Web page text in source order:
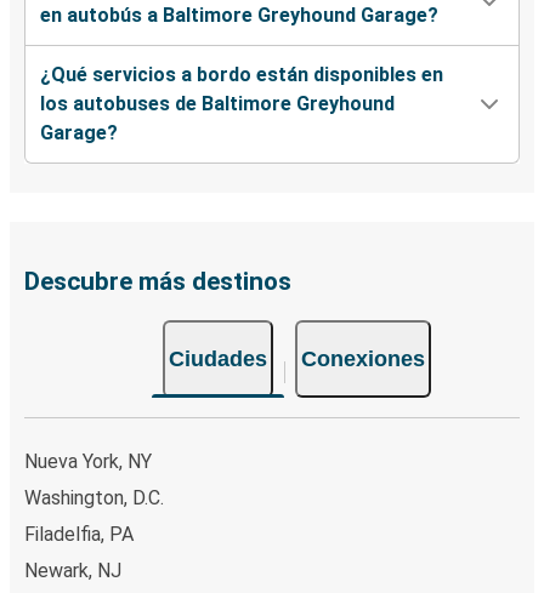
en autobús a Baltimore Greyhound Garage?
¿Qué servicios a bordo están disponibles en
los autobuses de Baltimore Greyhound
Garage?
Descubre más destinos
Ciudades Conexiones
Nueva York, NY
Washington, D.C.
Filadelfia, PA
Newark, NJ